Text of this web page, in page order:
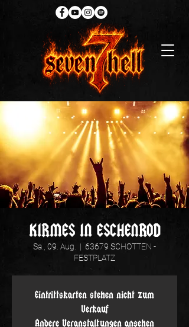
KIRMES IN ESCHENROD
Sa., 09. Aug.
  |
63679 SCHOTTEN -
FESTPLATZ
Eintrittskarten stehen nicht zum
Verkauf
Andere Veranstaltungen ansehen